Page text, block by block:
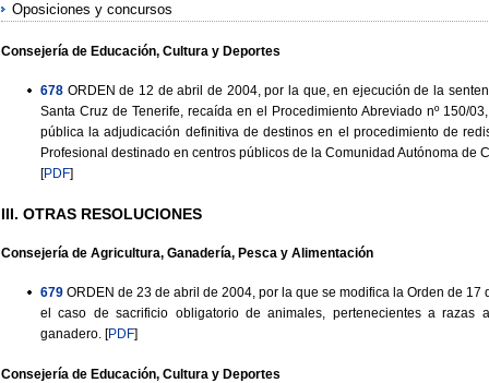
Oposiciones y concursos
Consejería de Educación, Cultura y Deportes
678 ORDEN de 12 de abril de 2004, por la que, en ejecución de la
Santa Cruz de Tenerife, recaída en el Procedimiento Abreviado nº 150/
pública la adjudicación definitiva de destinos en el procedimiento de
Profesional destinado en centros públicos de la Comunidad Autónoma de
[PDF]
III. OTRAS RESOLUCIONES
Consejería de Agricultura, Ganadería, Pesca y Alimentación
679 ORDEN de 23 de abril de 2004, por la que se modifica la Orden de
el caso de sacrificio obligatorio de animales, pertenecientes a razas
ganadero. [PDF]
Consejería de Educación, Cultura y Deportes